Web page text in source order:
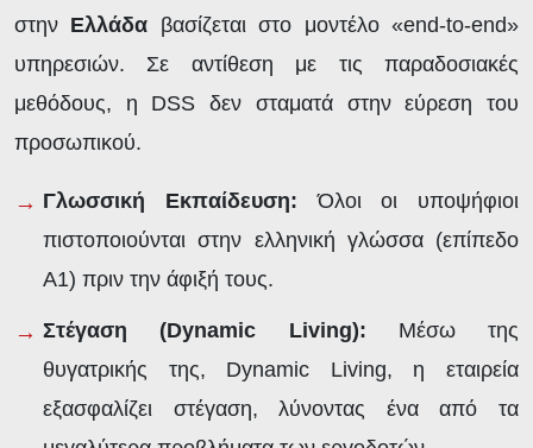
στην Ελλάδα βασίζεται στο μοντέλο «end-to-end»
υπηρεσιών. Σε αντίθεση με τις παραδοσιακές
μεθόδους, η DSS δεν σταματά στην εύρεση του
προσωπικού.
Γλωσσική Εκπαίδευση: Όλοι οι υποψήφιοι
πιστοποιούνται στην ελληνική γλώσσα (επίπεδο
Α1) πριν την άφιξή τους.
Στέγαση (Dynamic Living): Μέσω της
θυγατρικής της, Dynamic Living, η εταιρεία
εξασφαλίζει στέγαση, λύνοντας ένα από τα